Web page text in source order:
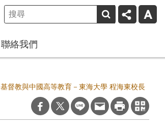
聯絡我們
基督教與中國高等教育－東海大學 程海東校長